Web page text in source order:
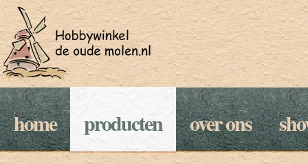
home producten over ons